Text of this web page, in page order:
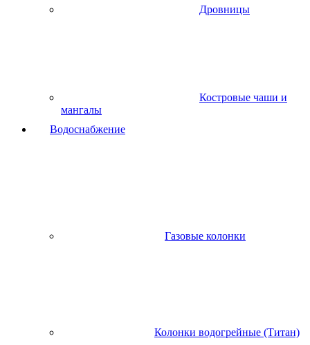
Дровницы
Костровые чаши и
мангалы
Водоснабжение
Газовые колонки
Колонки водогрейные (Титан)